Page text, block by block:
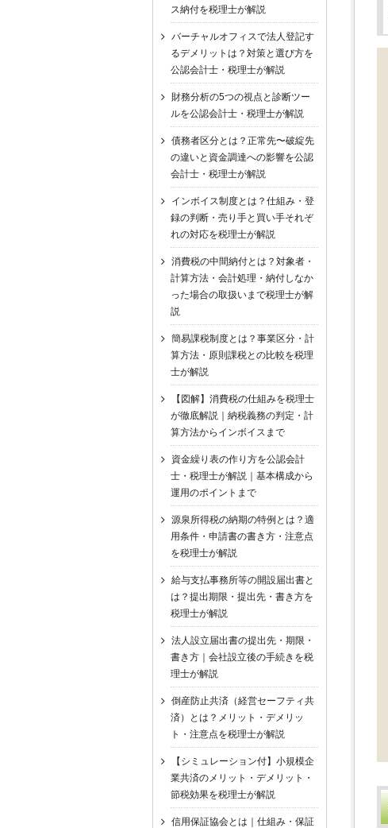
ス納付を税理士が解説
バーチャルオフィスで法人登記す
るデメリットは？対策と選び方を
公認会計士・税理士が解説
財務分析の5つの視点と診断ツー
ルを公認会計士・税理士が解説
債務者区分とは？正常先〜破綻先
の違いと資金調達への影響を公認
会計士・税理士が解説
インボイス制度とは？仕組み・登
録の判断・売り手と買い手それぞ
れの対応を税理士が解説
消費税の中間納付とは？対象者・
計算方法・会計処理・納付しなか
った場合の取扱いまで税理士が解
説
簡易課税制度とは？事業区分・計
算方法・原則課税との比較を税理
士が解説
【図解】消費税の仕組みを税理士
が徹底解説｜納税義務の判定・計
算方法からインボイスまで
資金繰り表の作り方を公認会計
士・税理士が解説｜基本構成から
運用のポイントまで
源泉所得税の納期の特例とは？適
用条件・申請書の書き方・注意点
を税理士が解説
給与支払事務所等の開設届出書と
は？提出期限・提出先・書き方を
税理士が解説
法人設立届出書の提出先・期限・
書き方｜会社設立後の手続きを税
理士が解説
倒産防止共済（経営セーフティ共
済）とは？メリット・デメリッ
ト・注意点を税理士が解説
【シミュレーション付】小規模企
業共済のメリット・デメリット・
節税効果を税理士が解説
信用保証協会とは｜仕組み・保証